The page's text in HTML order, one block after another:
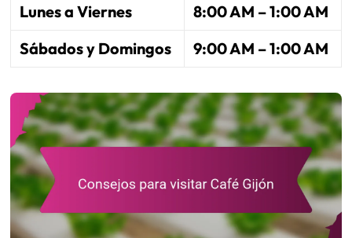
Lunes a Viernes
8:00 AM – 1:00 AM
Sábados y Domingos
9:00 AM – 1:00 AM